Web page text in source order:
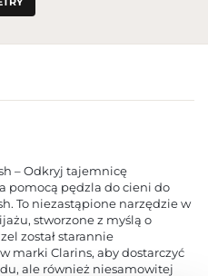
– Odkryj tajemnicę
pomocą pędzla do cieni do
To niezastąpione narzędzie w
stworzone z myślą o
został starannie
marki Clarins, aby dostarczyć
ale również niesamowitej